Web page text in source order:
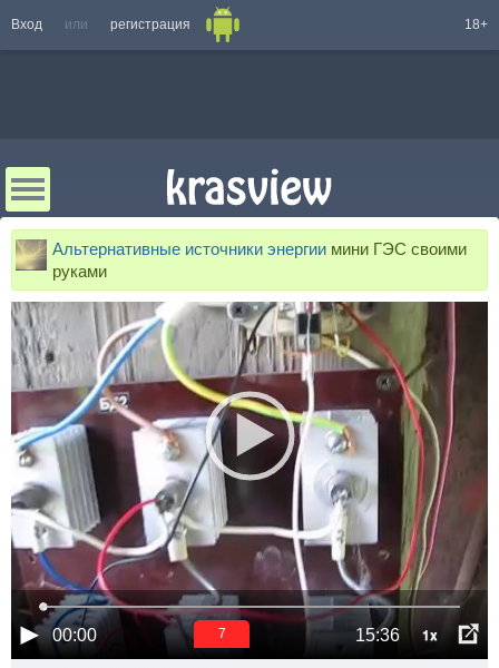
Вход или регистрация 18+
Альтернативные источники энергии мини ГЭС своими
руками
00:00 15:36 1x
6